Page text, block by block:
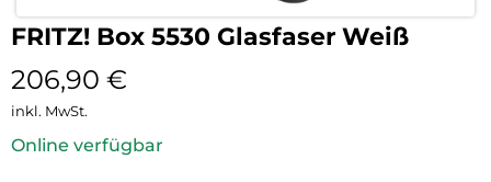
FRITZ! Box 5530 Glasfaser Weiß
206,90 €
inkl. MwSt.
Online verfügbar